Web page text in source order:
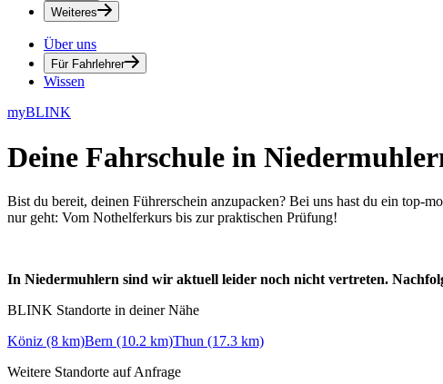
Weiteres
Über uns
Für Fahrlehrer
Wissen
myBLINK
Deine Fahrschule in
Bist du bereit, deinen Führerschein anzupacken? Bei uns hast du ein top-
nur geht: Vom Nothelferkurs bis zur praktischen Prüfung!
In Niedermuhlern sind wir aktuell leider noch nicht vertreten.
BLINK Standorte in deiner Nähe
Köniz (8 km)Bern (10.2 km)Thun (17.3 km)
Weitere Standorte auf Anfrage